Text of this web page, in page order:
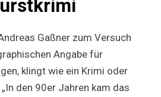
Gaßner zum Versuch
Angabe für
klingt wie ein Krimi oder
den 90er Jahren kam das